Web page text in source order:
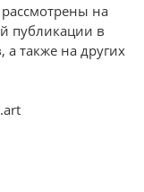
на
публикации в
также на других